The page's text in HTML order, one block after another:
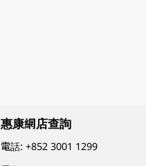
惠康網店查詢
電話:+852 3001 1299